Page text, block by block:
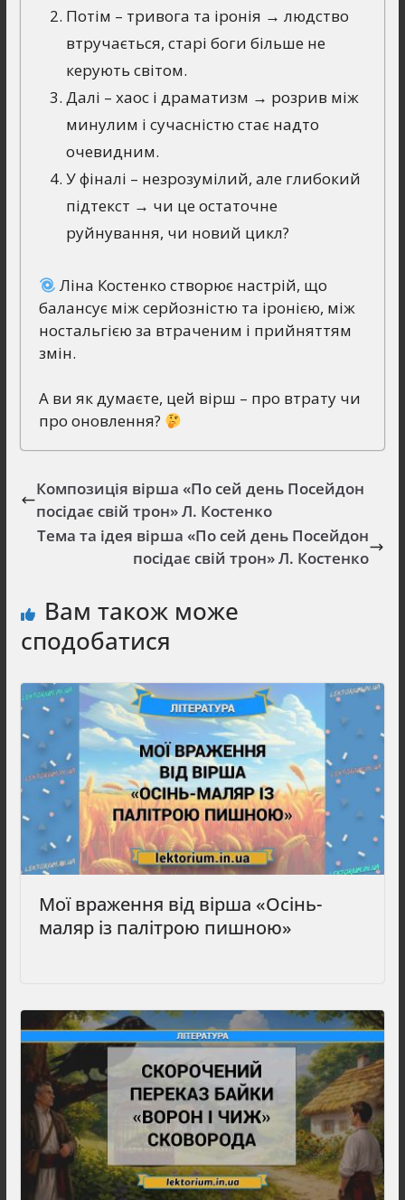
Потім – тривога та іронія → людство
втручається, старі боги більше не
керують світом.
Далі – хаос і драматизм → розрив між
минулим і сучасністю стає надто
очевидним.
У фіналі – незрозумілий, але глибокий
підтекст → чи це остаточне
руйнування, чи новий цикл?
Ліна Костенко створює настрій, що
балансує між серйозністю та іронією, між
ностальгією за втраченим і прийняттям
змін.
А ви як думаєте, цей вірш – про втрату чи
про оновлення?
Композиція вірша «По сей день Посейдон
посідає свій трон» Л. Костенко
Тема та ідея вірша «По сей день Посейдон
посідає свій трон» Л. Костенко
Вам також може
сподобатися
Мої враження від вірша «Осінь-
маляр із палітрою пишною»